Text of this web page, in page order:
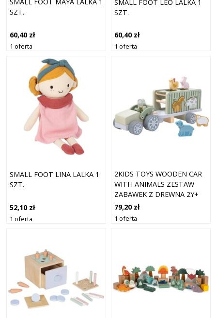
SZT.
60,40 zł
1 oferta
SMALL FOOT LEO LALKA 1
SZT.
60,40 zł
1 oferta
SMALL FOOT LINA LALKA 1
SZT.
52,10 zł
1 oferta
2KIDS TOYS WOODEN CAR
WITH ANIMALS ZESTAW
ZABAWEK Z DREWNA 2Y+
10 SZT.
79,20 zł
1 oferta